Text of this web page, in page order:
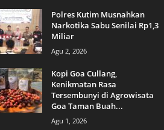
Polres Kutim Musnahkan
Narkotika Sabu Senilai Rp1,3
Miliar
Agu 2, 2026
Kopi Goa Cullang,
Kenikmatan Rasa
Tersembunyi di Agrowisata
Goa Taman Buah...
Agu 1, 2026